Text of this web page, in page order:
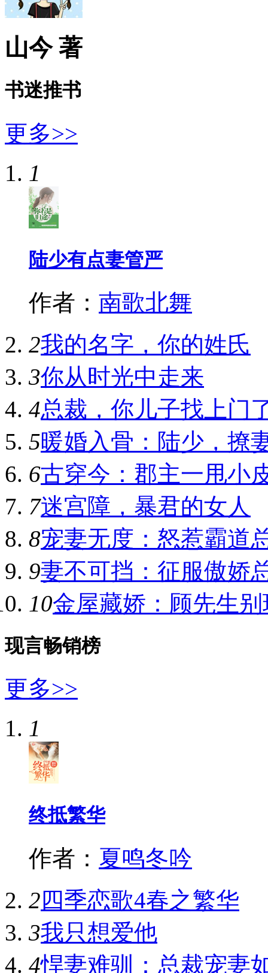
山今 著
书迷推书
更多>>
1
陆少有点妻管严
作者： 南歌北舞
2我的名字，你的姓氏
3你从时光中走来
4总裁，你儿子找上门
5暖婚入骨：陆少，撩
6古穿今：郡主一甩小
7迷宫障，暴君的女人
8宠妻无度：怒惹霸道
9妻不可挡：征服傲娇
10金屋藏娇：顾先生
现言畅销榜
更多>>
1
终抵繁华
作者： 夏鸣冬吟
2四季恋歌4春之繁华
3我只想爱他
4悍妻难驯：总裁宠妻